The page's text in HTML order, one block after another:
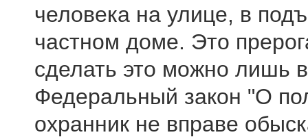
человека на улице, в
частном доме. Это
сделать это можно лишь
Федеральный закон "О
охранник не вправе